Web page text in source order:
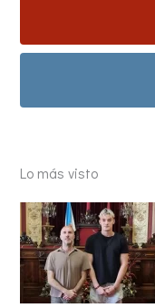
Lo más visto